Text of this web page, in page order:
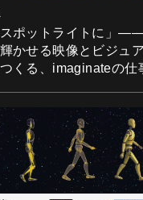
スポットライトに」
かせる映像とビジュ
くる、imaginateの仕